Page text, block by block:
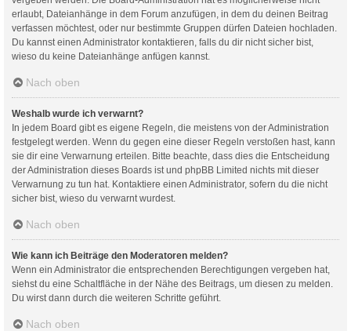
erlaubt, Dateianhänge in dem Forum anzufügen, in dem du deinen Beitrag
verfassen möchtest, oder nur bestimmte Gruppen dürfen Dateien hochladen.
Du kannst einen Administrator kontaktieren, falls du dir nicht sicher bist,
wieso du keine Dateianhänge anfügen kannst.
Nach oben
Weshalb wurde ich verwarnt?
In jedem Board gibt es eigene Regeln, die meistens von der Administration
festgelegt werden. Wenn du gegen eine dieser Regeln verstoßen hast, kann
sie dir eine Verwarnung erteilen. Bitte beachte, dass dies die Entscheidung
der Administration dieses Boards ist und phpBB Limited nichts mit dieser
Verwarnung zu tun hat. Kontaktiere einen Administrator, sofern du die nicht
sicher bist, wieso du verwarnt wurdest.
Nach oben
Wie kann ich Beiträge den Moderatoren melden?
Wenn ein Administrator die entsprechenden Berechtigungen vergeben hat,
siehst du eine Schaltfläche in der Nähe des Beitrags, um diesen zu melden.
Du wirst dann durch die weiteren Schritte geführt.
Nach oben